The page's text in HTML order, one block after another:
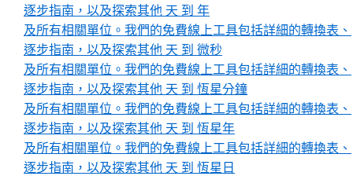
逐步指南，以及探索其他 天 到 年
及所有相關單位。我們的免費線上工具包括詳細的轉換表、
逐步指南，以及探索其他 天 到 微秒
及所有相關單位。我們的免費線上工具包括詳細的轉換表、
逐步指南，以及探索其他 天 到 恆星分鐘
及所有相關單位。我們的免費線上工具包括詳細的轉換表、
逐步指南，以及探索其他 天 到 恆星年
及所有相關單位。我們的免費線上工具包括詳細的轉換表、
逐步指南，以及探索其他 天 到 恆星日